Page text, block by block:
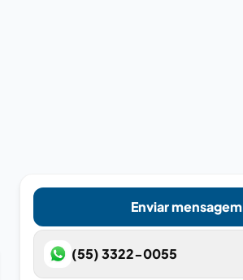
Enviar mensagem
(55) 3322-0055